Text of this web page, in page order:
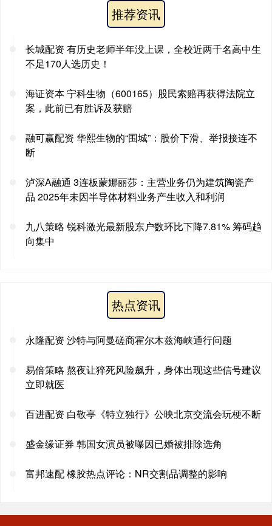
推荐资讯
长城配资 有历史老师半年没上课，全校近两千名高中生
不足170人选历史！
海证资本 宁科生物（600165）股民索赔再获得法院立
案，此前已有胜诉及获赔
融可赢配资 华熙生物的“围城”：股价下滑、举报接连不
断
泸深A融通 3连板蒙娜丽莎：主营业务仍为建筑陶瓷产
品 2025年未因半导体材料业务产生收入和利润
九八策略 锐科激光最新股东户数环比下降7.81% 筹码趋
向集中
热点资讯
永隆配资 沙特与阿曼磋商霍尔木兹海峡通行问题
易倍策略 熬夜让猝死风险飙升，身体出现这些信号建议
立即就医
百进配资 白敬亭《特立独行》公映北京交流会玩梗不断
盛金缘证券 韩国女演员被曝因已婚被排除选角
富邦速配 橡胶热点评论：NR交割品调整的影响